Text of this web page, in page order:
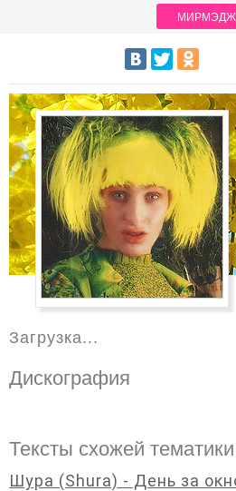
Загрузка...
Дискография
Тексты схожей тематики
Шура (Shura) - День за